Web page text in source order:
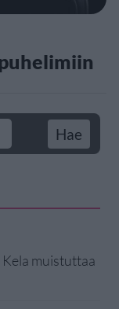
Kela muistuttaa